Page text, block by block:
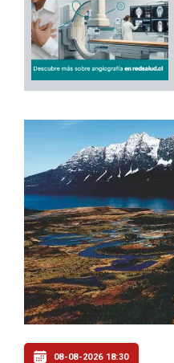
08-08-2026 18:30